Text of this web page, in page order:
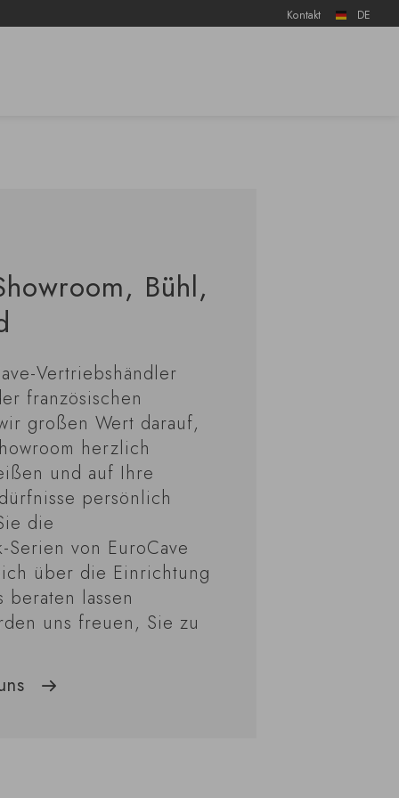
Kontakt DE
Bühl,
Vertriebshändler
französischen
großen Wert darauf,
herzlich
und auf Ihre
persönlich
die
Serien von EuroCave
über die Einrichtung
beraten lassen
uns freuen, Sie zu